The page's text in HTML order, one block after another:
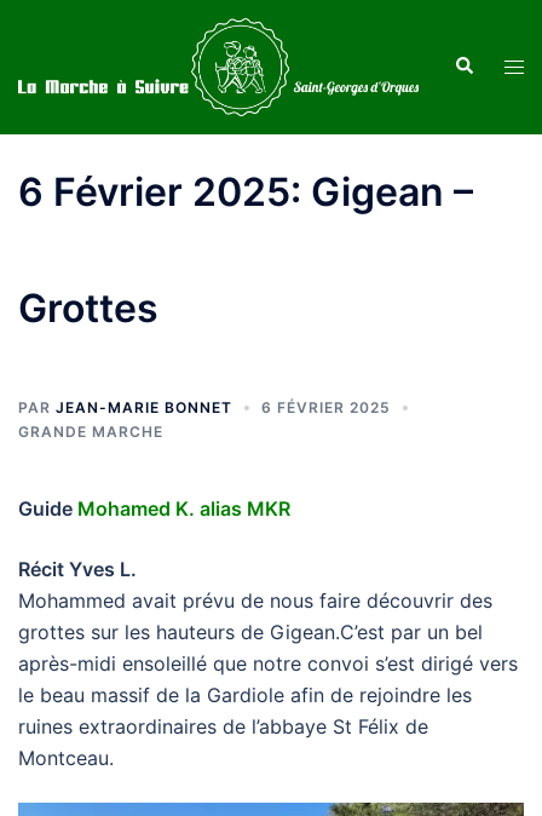
contenu
6 Février 2025: Gigean –
Grottes
PAR JEAN-MARIE BONNET
6 FÉVRIER 2025
GRANDE MARCHE
Guide Mohamed K. alias MKR
Récit Yves L.
Mohammed avait prévu de nous faire découvrir des
grottes sur les hauteurs de Gigean.C’est par un bel
après-midi ensoleillé que notre convoi s’est dirigé vers
le beau massif de la Gardiole afin de rejoindre les
ruines extraordinaires de l’abbaye St Félix de
Montceau.